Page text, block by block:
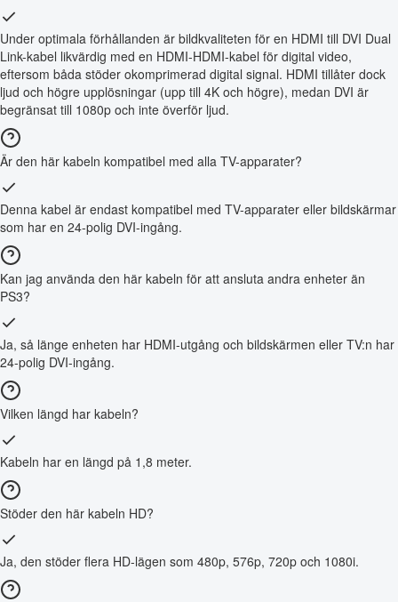
Under optimala förhållanden är bildkvaliteten för en HDMI till DVI Dual
Link-kabel likvärdig med en HDMI-HDMI-kabel för digital video,
eftersom båda stöder okomprimerad digital signal. HDMI tillåter dock
ljud och högre upplösningar (upp till 4K och högre), medan DVI är
begränsat till 1080p och inte överför ljud.
Är den här kabeln kompatibel med alla TV-apparater?
Denna kabel är endast kompatibel med TV-apparater eller bildskärmar
som har en 24-polig DVI-ingång.
Kan jag använda den här kabeln för att ansluta andra enheter än
PS3?
Ja, så länge enheten har HDMI-utgång och bildskärmen eller TV:n har
24-polig DVI-ingång.
Vilken längd har kabeln?
Kabeln har en längd på 1,8 meter.
Stöder den här kabeln HD?
Ja, den stöder flera HD-lägen som 480p, 576p, 720p och 1080i.